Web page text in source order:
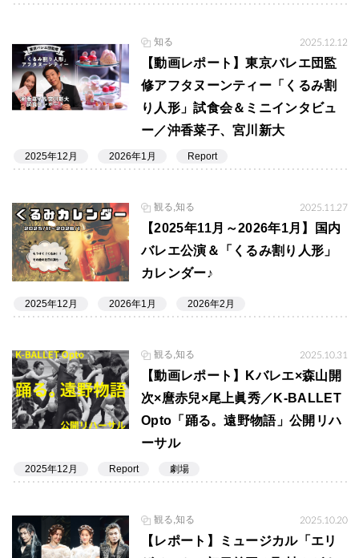
知る 2025.12.12
【動画レポート】東京バレエ団監
修アフタヌーンティー「くるみ割
り人形」試食会＆ミニインタビュ
ー／沖香菜子、宮川新大
2025年12月 2026年1月 Report
観る,知る 2025.11.27
【2025年11月～2026年1月】国内
バレエ公演＆「くるみ割り人形」
カレンダー♪
2025年12月 2026年1月 2026年2月
観る,知る 2025.10.31
【動画レポート】Kバレエ×森山開
次×麿赤兒×尾上眞秀／K-BALLET
Opto「踊る。遠野物語」公開リハ
ーサル
2025年12月 Report 劇場
観る,知る 2025.10.20
【レポート】ミュージカル「エリ